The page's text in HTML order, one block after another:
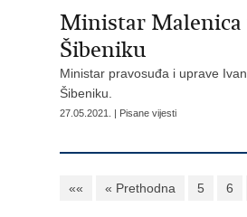
Ministar Malenica
Šibeniku
Ministar pravosuđa i uprave
Šibeniku.
27.05.2021. | Pisane vijesti
«« « Prethodna 5 6